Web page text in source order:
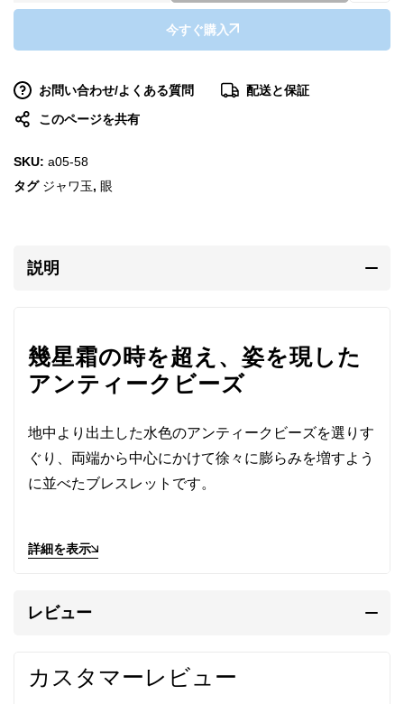
今すぐ購入
お問い合わせ/よくある質問
配送と保証
このページを共有
SKU: a05-58
タグ ジャワ玉, 眼
説明
幾星霜の時を超え、姿を現した
アンティークビーズ
地中より出土した水色のアンティークビーズを選りす
ぐり、両端から中心にかけて徐々に膨らみを増すよう
に並べたブレスレットです。
す。
シルバービーズはマットな質感で、どことなく懐かし
ます。
詳細を表示
レビュー
カスタマーレビュー